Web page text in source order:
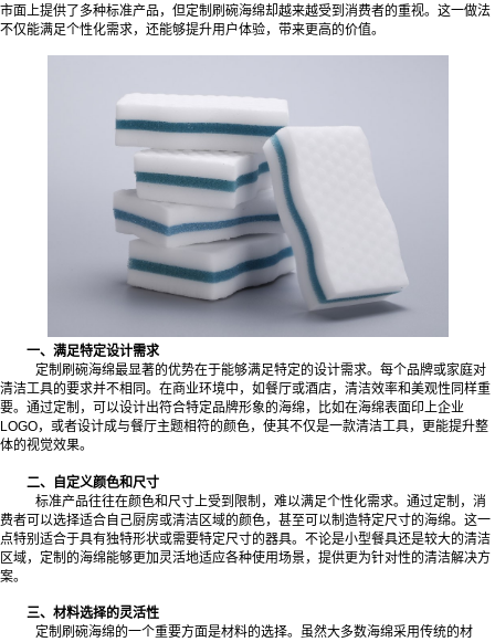
市面上提供了多种标准产品，但定制刷碗海绵却越来越受到消费者的重视。这一做法
不仅能满足个性化需求，还能够提升用户体验，带来更高的价值。
一、满足特定设计需求
定制刷碗海绵最显著的优势在于能够满足特定的设计需求。每个品牌或家庭对
清洁工具的要求并不相同。在商业环境中，如餐厅或酒店，清洁效率和美观性同样重
要。通过定制，可以设计出符合特定品牌形象的海绵，比如在海绵表面印上企业
LOGO，或者设计成与餐厅主题相符的颜色，使其不仅是一款清洁工具，更能提升整
体的视觉效果。
二、自定义颜色和尺寸
标准产品往往在颜色和尺寸上受到限制，难以满足个性化需求。通过定制，消
费者可以选择适合自己厨房或清洁区域的颜色，甚至可以制造特定尺寸的海绵。这一
点特别适合于具有独特形状或需要特定尺寸的器具。不论是小型餐具还是较大的清洁
区域，定制的海绵能够更加灵活地适应各种使用场景，提供更为针对性的清洁解决方
案。
三、材料选择的灵活性
定制刷碗海绵的一个重要方面是材料的选择。虽然大多数海绵采用传统的材